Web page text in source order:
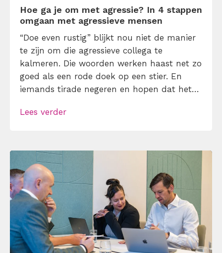
Hoe ga je om met agressie? In 4 stappen
omgaan met agressieve mensen
“Doe even rustig” blijkt nou niet de manier
te zijn om die agressieve collega te
kalmeren. Die woorden werken haast net zo
goed als een rode doek op een stier. En
iemands tirade negeren en hopen dat het
zelf? Wil je weten hoe je dan wel om moet
Lees verder